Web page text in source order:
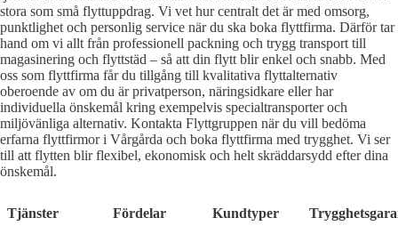
stora som små flyttuppdrag. Vi vet hur centralt det är med omsorg,
punktlighet och personlig service när du ska boka flyttfirma. Därför tar
hand om vi allt från professionell packning och trygg transport till
magasinering och flyttstäd – så att din flytt blir enkel och snabb. Med
oss som flyttfirma får du tillgång till kvalitativa flyttalternativ
oberoende av om du är privatperson, näringsidkare eller har
individuella önskemål kring exempelvis specialtransporter och
miljövänliga alternativ. Kontakta Flyttgruppen när du vill bedöma
erfarna flyttfirmor i Vårgårda och boka flyttfirma med trygghet. Vi ser
till att flytten blir flexibel, ekonomisk och helt skräddarsydd efter dina
önskemål.
Tjänster Fördelar Kundtyper